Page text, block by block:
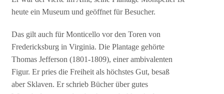
heute ein Museum und geöffnet für Besucher.
Das gilt auch für Monticello vor den Toren von
Fredericksburg in Virginia. Die Plantage gehörte
Thomas Jefferson (1801-1809), einer ambivalenten
Figur. Er pries die Freiheit als höchstes Gut, besaß
aber Sklaven. Er schrieb Bücher über gutes